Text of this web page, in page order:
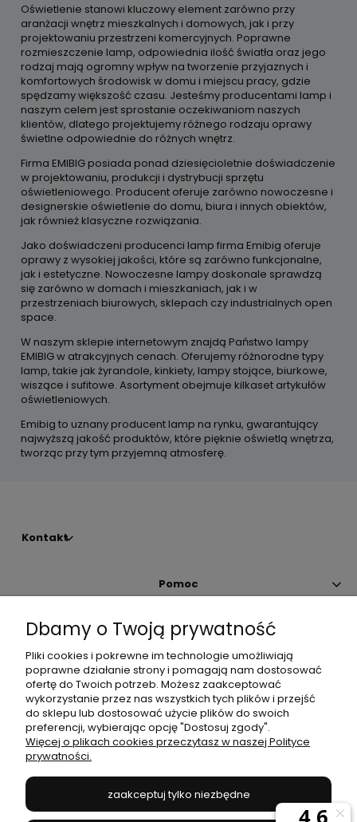
Oświetlenie stanowi kluczowy element zarówno przy
aranżacji wnętrz mieszkalnych i domowych, jak i przy
projektowaniu przestrzeni komercyjnych. Poprawne
rozmieszczenie lamp, odpowiednia ilość światła oraz jego
rodzaj mają ogromny wpływ na tworzenie przyjaznych i
komfortowych środowisk w domu i miejscu pracy, gdzie
spędzamy większość czasu. Jesteśmy producentami lamp i
naszym celem jest sprostanie oczekiwaniom naszych
klientów, dlatego projektujemy różnego rodzaju oprawy
świetlne odpowiednie do różnych wnętrz.
Firma EMIBIG posiada ponad dziesięcioletnie doświadczenie
w projektowaniu, produkcji i dystrybucji sprzętu
oświetleniowego. Producent oferuje zarówno nowoczesne i
designerskie oświetlenie do domu, biura i innych obiektów,
jak również klasyczne rozwiązania.
Jako doświadczeni producenci lamp firma Emibig oferuje
oprawy z wysokiej jakości, które są zarówno funkcjonalne,
jak i estetyczne. Nowoczesne lampy doskonale sprawdzą
się zarówno w domach i mieszkaniach, jak i w
przestrzeniach biurowych, sklepach czy industrialnych open
space.
W naszym sklepie internetowym znajdą Państwo lampy
EMIBIG w atrakcyjnych cenach. Oferujemy różnorodne typy
lamp, takie jak żyrandole, kinkiety, lampy stojące, biurkowe,
wiszące i sufitowe. Asortyment obejmuje kilkaset artykułów
oświetleniowych.
Emibig to uznany producent lamp na rynku, gwarantujący
najwyższą jakość produktów, które pięknie oświetlą wnętrza,
tworząc przy tym przyjemną atmosferę.
Kontakt
Pomoc
Moje konto
Płatności i dostawa
Informacje
Dbamy o Twoją prywatność
Pliki cookies i pokrewne im technologie umożliwiają
poprawne działanie strony i pomagają nam dostosować
ofertę do Twoich potrzeb. Możesz zaakceptować
wykorzystanie przez nas wszystkich tych plików i przejść
do sklepu lub dostosować użycie plików do swoich
preferencji, wybierając opcję "Dostosuj zgody".
Więcej o plikach cookies przeczytasz w naszej Polityce
prywatności.
zaakceptuj tylko niezbędne